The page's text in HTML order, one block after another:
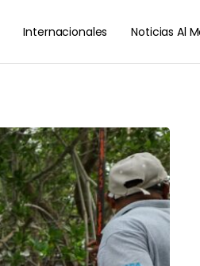
Internacionales Noticias Al